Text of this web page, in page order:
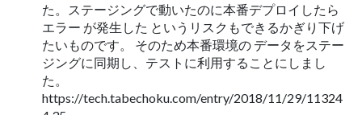
た。ステージングで動いたのに本番デプロイしたら
エラー が発生した というリスクもできるかぎり下げ
たいものです。 そのため本番環境の データをステー
ジングに同期し、テストに利用することにしまし
た。
https://tech.tabechoku.com/entry/2018/11/29/11324